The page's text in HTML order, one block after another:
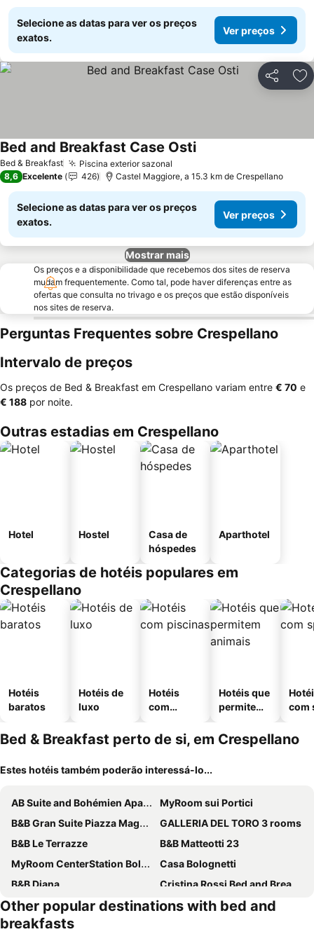
Selecione as datas para ver os preços
exatos.
Ver preços
Partilhar
Bed & Breakfast Piscina exterior sazonal
Bed and Breakfast Case Osti
8,6 Excelente 426 Castel Maggiore, a 15.3 km de Crespellano
Selecione as datas para ver os preços
exatos.
Ver preços
Mostrar mais
Os preços e a disponibilidade que recebemos dos sites de reserva
mudam frequentemente. Como tal, pode haver diferenças entre as
ofertas que consulta no trivago e os preços que estão disponíveis
nos sites de reserva.
Perguntas Frequentes sobre Crespellano
Intervalo de preços
Os preços de Bed & Breakfast em Crespellano variam entre ‎€ 70 e
‎€ 188 por noite.
Outras estadias em Crespellano
Hotel Hostel
Casa de
hóspedes
Aparthotel
Categorias de hotéis populares em
Crespellano
Hotéis
baratos
Hotéis de
luxo
Hotéis
com
Hotéis que
permitem
com
Bed & Breakfast perto de si, em Crespellano
Estes hotéis também poderão interessá-lo...
AB Suite and Bohémien Apartments
MyRoom sui Portici
B&B Gran Suite Piazza Maggiore
GALLERIA DEL TORO 3 rooms
B&B Le Terrazze
B&B Matteotti 23
MyRoom CenterStation Bologna
Casa Bolognetti
B&B Diana
Cristina Rossi Bed and Breakfast
Suite Lame 37 Rental Rooms
MARCONI 2 rooms
Bed & Breakfast CENTRALE
Other popular destinations with bed and
breakfasts